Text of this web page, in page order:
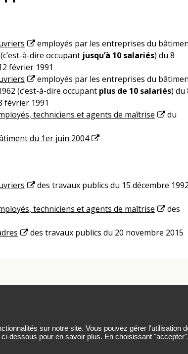
sur notre site. Vous pouvez gérer l'utilisation
dessous pour en savoir plus. En choisissant
employés par les entreprises du
à-dire occupant jusqu’à 10 salariés) du 8
février 1991
employés par les entreprises du
(c’est-à-dire occupant plus de 10 salariés) du
février 1991
techniciens et agents de maîtrise
du
du 1er juin 2004
des travaux publics du 15 décembre
techniciens et agents de maîtrise
des
des travaux publics du 20 novembre 2015
Contact Plan du site Nous suivre